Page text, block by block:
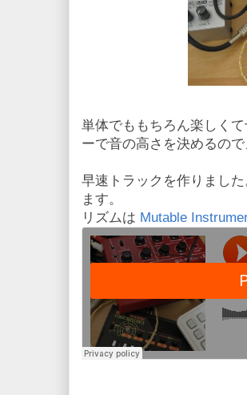
単体でももちろん楽しく
ーで音の高さを決めるの
早速トラックを作りまし
ます。
リズムは Mutable